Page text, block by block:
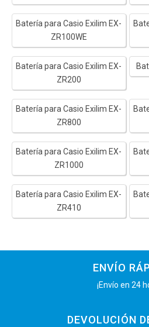
Batería para Casio Exilim EX-
ZR100WE
Batería para Casio Exilim EX-
ZR200
Batería para Casio Exilim EX-
ZR800
Batería para Casio Exilim EX-
ZR1000
Batería para Casio Exilim EX-
ZR410
ENVÍO
¡Envío en 24
DEVOLUCIÓN